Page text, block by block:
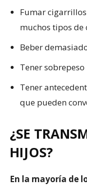
Fumar
muchos tipos de
Beber
Tener
Tener
que pueden
¿SE
HIJOS?
En la mayoría de